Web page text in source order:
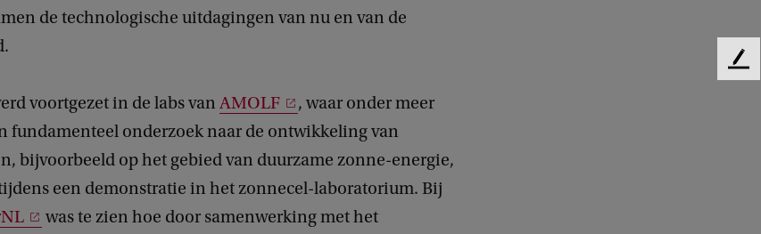
de technologische uitdagingen van nu en van de
voortgezet in de labs van AMOLF
, waar onder meer
fundamenteel onderzoek naar de ontwikkeling van
bijvoorbeeld op het gebied van duurzame zonne-energie,
een demonstratie in het zonnecel-laboratorium. Bij
was te zien hoe door samenwerking met het
F